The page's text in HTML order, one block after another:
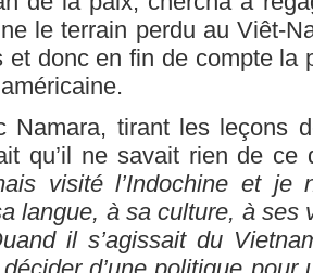
le terrain perdu au Viêt-
et donc en fin de compte la
Namara, tirant les leçons
qu’il ne savait rien de
visité l’Indochine et
langue, à sa culture, à ses
il s’agissait du